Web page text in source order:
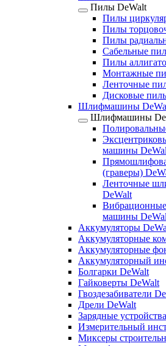
Пилы DeWalt
Пилы
Пилы
Пилы
Сабельные
Пилы
Монтажные
Ленточные
Дисковые
Шлифмашины
Шлифмашины
машины
(граверы)
Ленточные
DeWalt
машины
Аккумуляторы
Аккумуляторные
Аккумуляторные
Аккумуляторный
Болгарки DeWalt
Гайковерты DeWalt
Гвоздезабиватели
Дрели DeWalt
Зарядные
Измерительный
Миксеры